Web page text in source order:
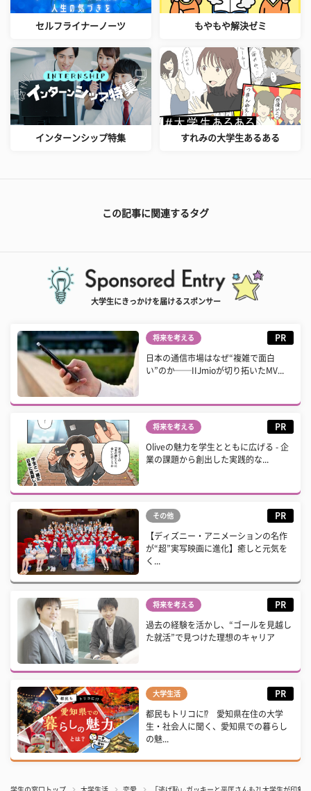
セルフライナーノーツ もやもや解決ゼミ
インターンシップ特集 すれみの大学生あるある
この記事に関連するタグ
大学生にきっかけを届けるスポンサー
将来を考える PR
日本の通信市場はなぜ“複雑で面白
い”のか──IIJmioが切り拓いたMV...
将来を考える PR
Oliveの魅力を学生とともに広げる - 企
業の課題から創出した実践的な...
その他 PR
【ディズニー・アニメーションの名作
が“超”実写映画に進化】癒しと元気を
く...
将来を考える PR
過去の経験を活かし、“ゴールを見越し
た就活”で見つけた理想のキャリア
大学生活 PR
都民もトリコに⁉ 愛知県在住の大学
生・社会人に聞く、愛知県での暮らし
の魅...